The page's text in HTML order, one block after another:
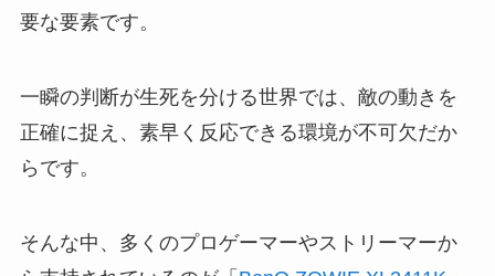
要な要素です。
一瞬の判断が生死を分ける世界では、敵の動きを
正確に捉え、素早く反応できる環境が不可欠だか
らです。
そんな中、多くのプロゲーマーやストリーマーか